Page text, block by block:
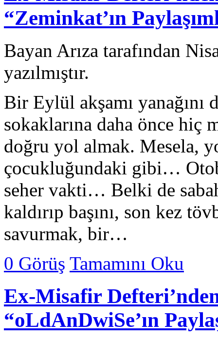
“Zeminkat’ın
Bayan Arıza tarafından
yazılmıştır.
Bir Eylül akşamı yanağını
sokaklarına daha önce hiç
doğru yol almak. Mesela,
çocukluğundaki gibi…
seher vakti… Belki de
kaldırıp başını, son kez
savurmak, bir…
0 Görüş Tamamını Oku
Ex-Misafir
“oLdAnDwiSe’ın